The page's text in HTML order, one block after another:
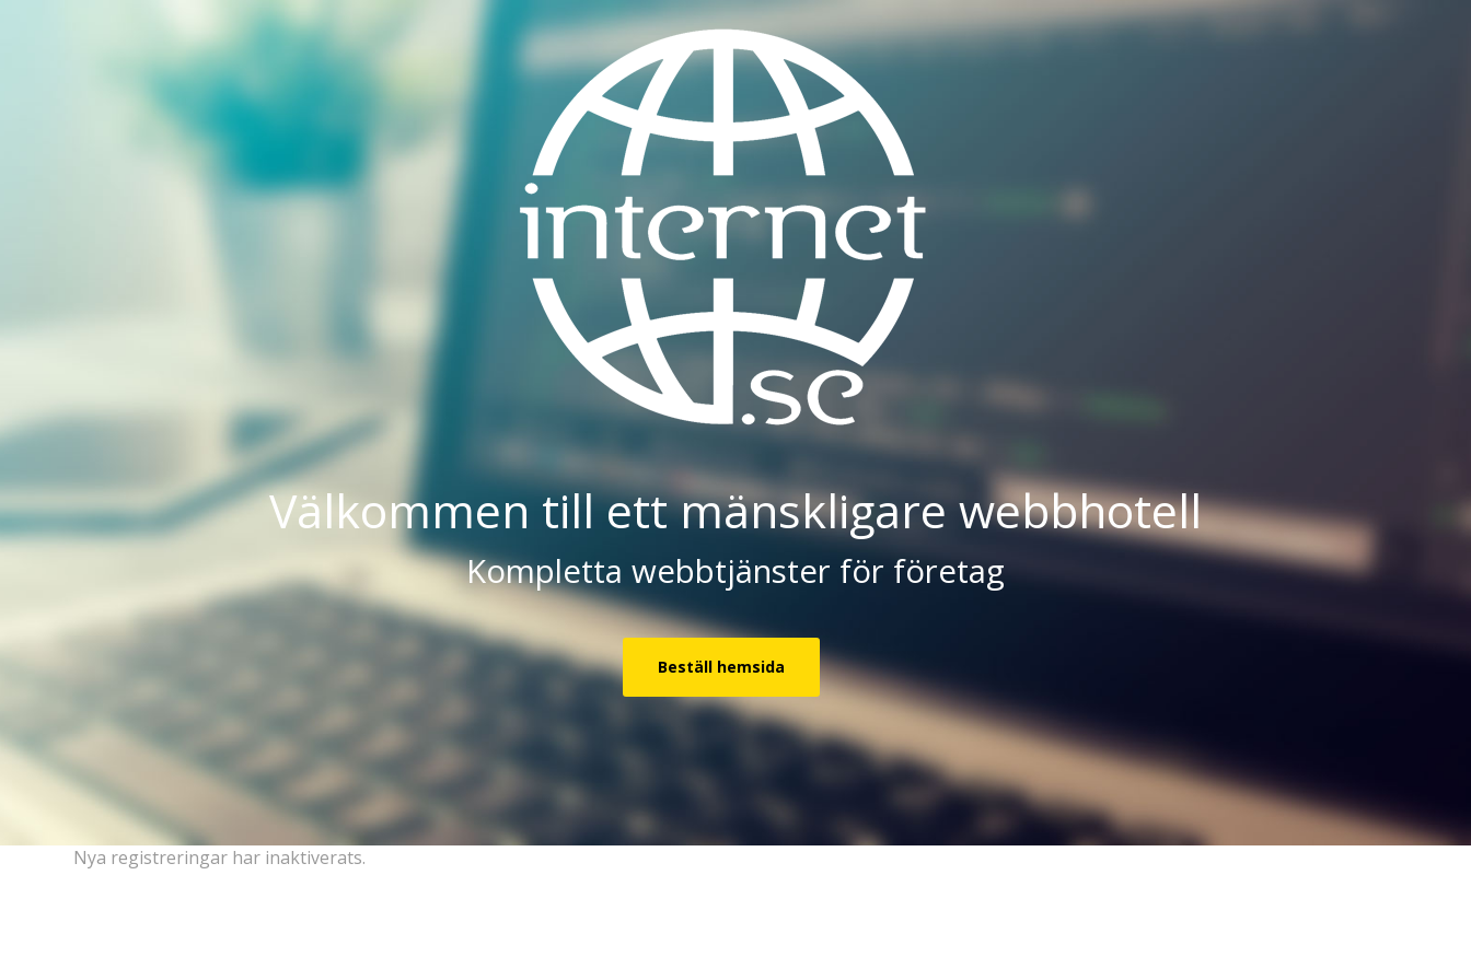
Välkommen till ett mänskligare webbhotell
Kompletta webbtjänster för företag
Beställ hemsida
Nya registreringar har inaktiverats.